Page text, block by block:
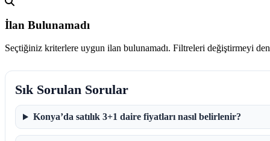
İlan Bulunamadı
Seçtiğiniz kriterlere uygun ilan bulunamadı. Filtreleri değiştirmeyi
Sık Sorulan Sorular
Konya’da satılık 3+1 daire fiyatları nasıl belirlenir?